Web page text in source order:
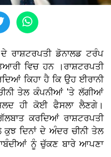
ਰਾਸ਼ਟਰਪਤੀ ਡੋਨਾਲਡ ਟਰੰਪ
ਵਿਚ ਹਨ ।ਰਾਸ਼ਟਰਪਤੀ
ਕਿਹਾ ਹੈ ਕਿ ਉਹ ਈਰਾਨੀ
ਤੇਲ ਕੰਪਨੀਆਂ 'ਤੇ ਲੱਗੀਆਂ
ਹੀ ਕੋਈ ਫੈਸਲਾ ਲੈਣਗੇ।
ਕਰਦਿਆਂ ਰਾਸ਼ਟਰਪਤੀ
ਦਿਨਾਂ ਦੇ ਅੰਦਰ ਚੀਨੀ ਤੇਲ
ਨੂੰ ਚੁੱਕਣ ਬਾਰੇ ਆਪਣਾ